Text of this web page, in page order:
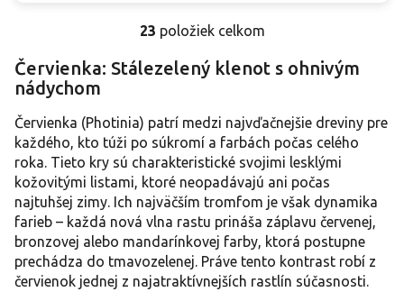
O
l
a
c
i
p
r
v
k
y
v
23 položiek celkom
Červienka: Stálezelený klenot s ohnivým
nádychom
Červienka (Photinia) patrí medzi najvďačnejšie dreviny pre
každého, kto túži po súkromí a farbách počas celého
roka. Tieto kry sú charakteristické svojimi lesklými
kožovitými listami, ktoré neopadávajú ani počas
najtuhšej zimy. Ich najväčším tromfom je však dynamika
farieb – každá nová vlna rastu prináša záplavu červenej,
bronzovej alebo mandarínkovej farby, ktorá postupne
prechádza do tmavozelenej. Práve tento kontrast robí z
červienok jednej z najatraktívnejších rastlín súčasnosti.